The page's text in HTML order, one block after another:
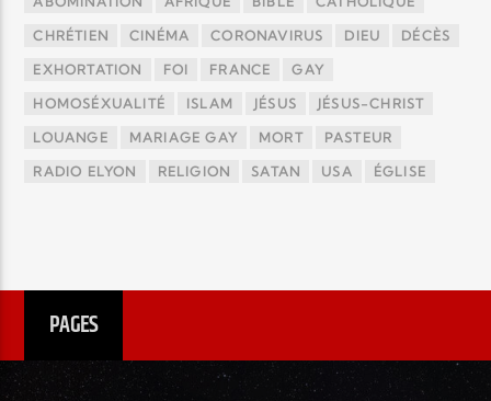
CHRÉTIEN CINÉMA CORONAVIRUS DIEU DÉCÈS
EXHORTATION FOI FRANCE GAY
HOMOSÉXUALITÉ ISLAM JÉSUS JÉSUS-CHRIST
LOUANGE MARIAGE GAY MORT PASTEUR
RADIO ELYON RELIGION SATAN USA ÉGLISE
PAGES